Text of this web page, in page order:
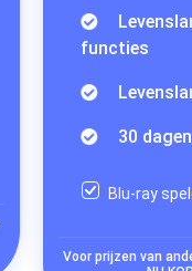
functies
30
Blu-ray
Voor prijzen van